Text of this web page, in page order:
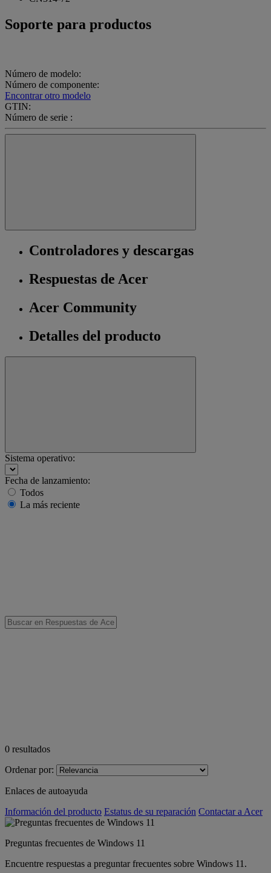
Soporte para productos
Número de modelo:
Número de componente:
Encontrar otro modelo
GTIN:
Número de serie :
Controladores y descargas
Respuestas de Acer
Acer Community
Detalles del producto
Sistema operativo:
Fecha de lanzamiento:
Todos
La más reciente
0 resultados
Ordenar por:
Enlaces de autoayuda
Información del producto Estatus de su reparación Contactar a Acer
Preguntas frecuentes de Windows 11
Encuentre respuestas a preguntar frecuentes sobre Windows 11.